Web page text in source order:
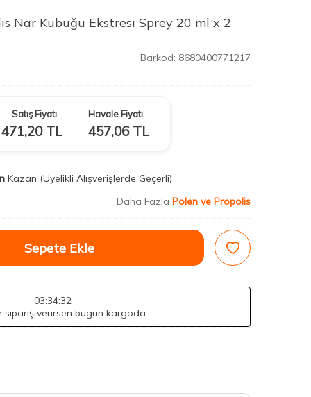
Nar Kubuğu Ekstresi Sprey 20 ml x 2
Barkod: 8680400771217
Satış Fiyatı
471,20TL
Havale Fiyatı
457,06TL
Kazan (Üyelikli Alışverişlerde Geçerli)
Daha Fazla Polen ve Propolis
Sepete Ekle
03:34:31
sipariş verirsen bugün kargoda